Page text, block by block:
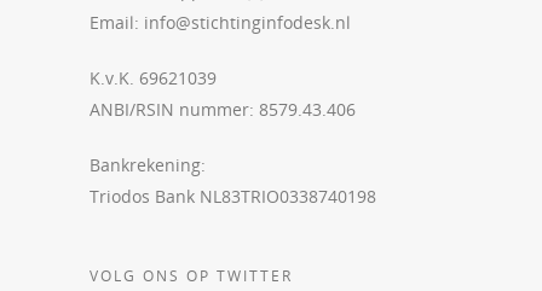
Email: info@stichtinginfodesk.nl
K.v.K. 69621039
ANBI/RSIN nummer: 8579.43.406
Bankrekening:
Triodos Bank NL83TRIO0338740198
VOLG ONS OP TWITTER